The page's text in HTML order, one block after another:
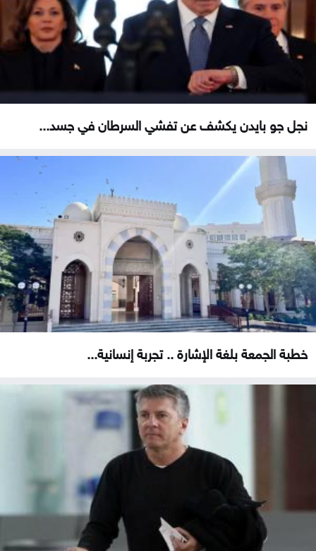
نجل جو بايدن يكشف عن تفشي السرطان في جسد...
خطبة الجمعة بلغة الإشارة .. تجربة إنسانية...